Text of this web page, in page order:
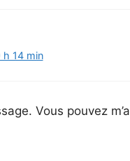
h 14 min
Vous pouvez